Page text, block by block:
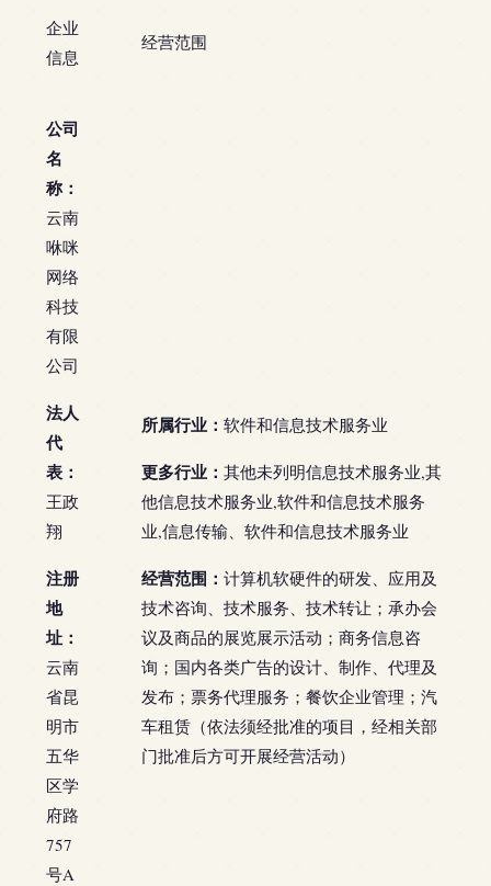
企业
信息
经营范围
公司
名
称：
云南
咻咪
网络
科技
有限
公司
法人
代
表：
王政
翔
注册
地
址：
云南
省昆
明市
五华
区学
府路
757
号A
所属行业： 软件和信息技术服务业
更多行业： 其他未列明信息技术服务业,其
他信息技术服务业,软件和信息技术服务
业,信息传输、软件和信息技术服务业
经营范围： 计算机软硬件的研发、应用及
技术咨询、技术服务、技术转让；承办会
议及商品的展览展示活动；商务信息咨
询；国内各类广告的设计、制作、代理及
发布；票务代理服务；餐饮企业管理；汽
车租赁（依法须经批准的项目，经相关部
门批准后方可开展经营活动）